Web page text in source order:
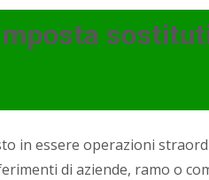
in essere operazioni
di aziende, ramo o